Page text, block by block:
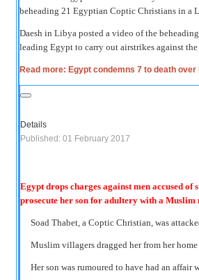
beheading 21 Egyptian Coptic Christians in a
Daesh in Libya posted a video of the
leading Egypt to carry out airstrikes against
Read more: Egypt condemns 7 to death
Details
Published: 01 February 2017
Egypt drops charges against men accused
prosecute her son for adultery with a
Soad Thabet, a Coptic Christian, was
Muslim villagers dragged her from her
Her son was rumoured to have had an affair